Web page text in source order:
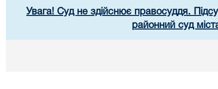
Увага! Суд не здійснює правосуддя.
районний суд